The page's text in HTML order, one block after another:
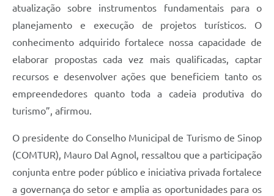
atualização sobre instrumentos fundamentais para o
planejamento e execução de projetos turísticos. O
conhecimento adquirido fortalece nossa capacidade de
elaborar propostas cada vez mais qualificadas, captar
recursos e desenvolver ações que beneficiem tanto os
empreendedores quanto toda a cadeia produtiva do
turismo”, afirmou.
O presidente do Conselho Municipal de Turismo de Sinop
(COMTUR), Mauro Dal Agnol, ressaltou que a participação
conjunta entre poder público e iniciativa privada fortalece
a governança do setor e amplia as oportunidades para os